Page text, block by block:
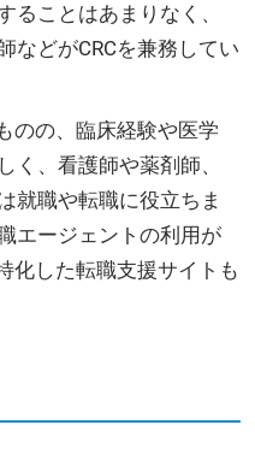
ることはあまりなく、
などがCRCを兼務してい
のの、臨床経験や医学
く、看護師や薬剤師、
就職や転職に役立ちま
エージェントの利用が
化した転職支援サイトも